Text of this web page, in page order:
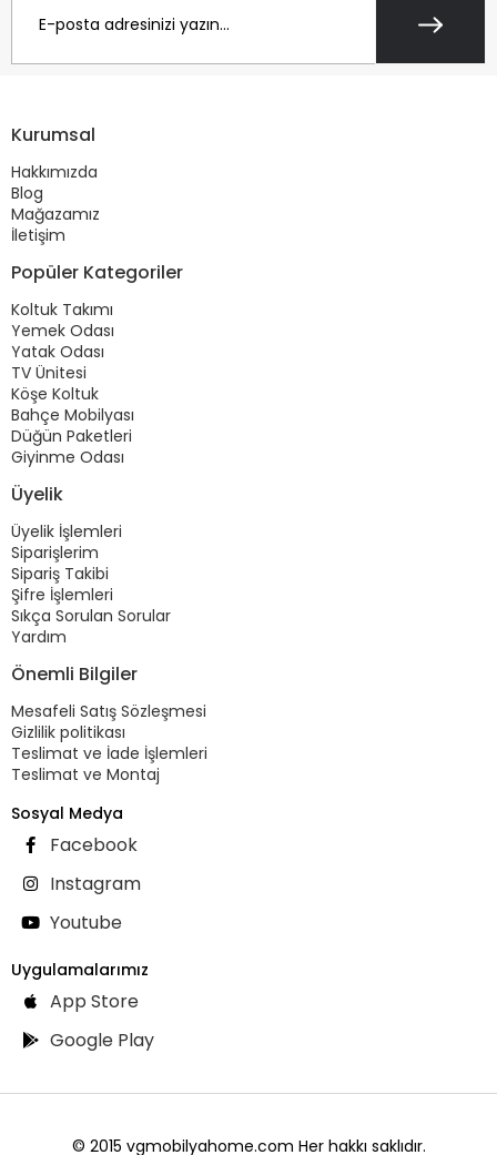
Kurumsal
Hakkımızda
Blog
Mağazamız
İletişim
Popüler Kategoriler
Koltuk Takımı
Yemek Odası
Yatak Odası
TV Ünitesi
Köşe Koltuk
Bahçe Mobilyası
Düğün Paketleri
Giyinme Odası
Üyelik
Üyelik İşlemleri
Siparişlerim
Sipariş Takibi
Şifre İşlemleri
Sıkça Sorulan Sorular
Yardım
Önemli Bilgiler
Mesafeli Satış Sözleşmesi
Gizlilik politikası
Teslimat ve İade İşlemleri
Teslimat ve Montaj
Sosyal Medya
Facebook
Instagram
Youtube
Uygulamalarımız
App Store
Google Play
© 2015 vgmobilyahome.com Her hakkı saklıdır.